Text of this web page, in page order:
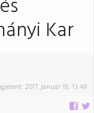
Kar
2017. január 19., 13:48